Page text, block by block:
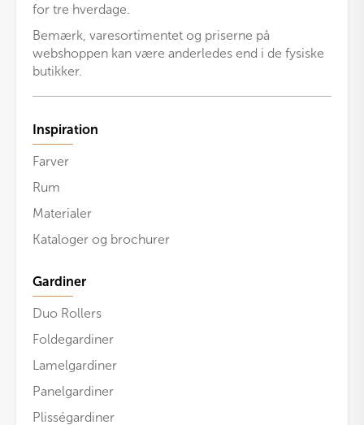
for tre hverdage.
Bemærk, varesortimentet og priserne på
webshoppen kan være anderledes end i de fysiske
butikker.
Inspiration
Farver
Rum
Materialer
Kataloger og brochurer
Gardiner
Duo Rollers
Foldegardiner
Lamelgardiner
Panelgardiner
Plisségardiner